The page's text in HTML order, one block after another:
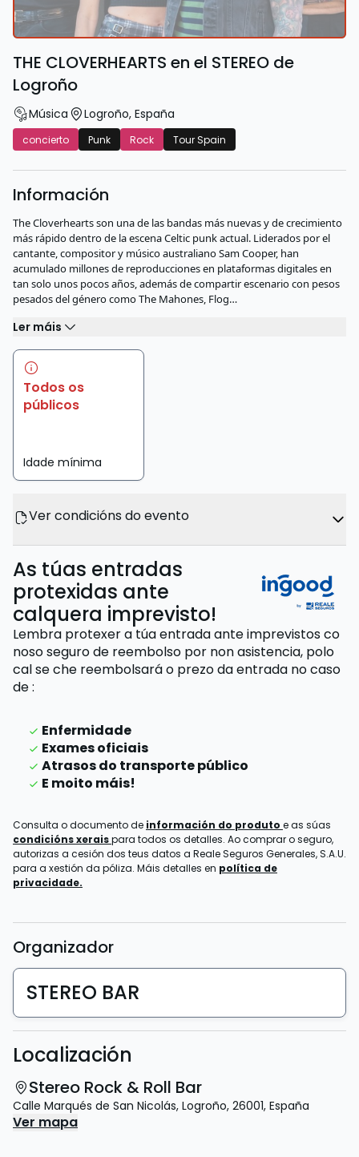
THE CLOVERHEARTS en el STEREO de
Logroño
Música Logroño, España
concierto Punk Rock Tour Spain
Información
The Cloverhearts son una de las bandas más nuevas y de crecimiento
más rápido dentro de la escena Celtic punk actual. Liderados por el
cantante, compositor y músico australiano Sam Cooper, han
acumulado millones de reproducciones en plataformas digitales en
tan solo unos pocos años, además de compartir escenario con pesos
pesados del género como The Mahones, Flog…
Ler máis
Todos os
públicos
Idade mínima
Ver condicións do evento
As túas entradas
protexidas ante
calquera imprevisto!
Lembra protexer a túa entrada ante imprevistos co
noso seguro de reembolso por non asistencia, polo
cal se che reembolsará o prezo da entrada no caso
de:
Enfermidade
Exames oficiais
Atrasos do transporte público
E moito máis!
Consulta o documento de información do produto e as súas
condicións xeraispara todos os detalles. Ao comprar o seguro,
autorizas a cesión dos teus datos a Reale Seguros Generales, S.A.U.
para a xestión da póliza. Máis detalles en política de
privacidade.
Organizador
STEREO BAR
Localización
Stereo Rock & Roll Bar
Calle Marqués de San Nicolás, Logroño, 26001, España
Ver mapa